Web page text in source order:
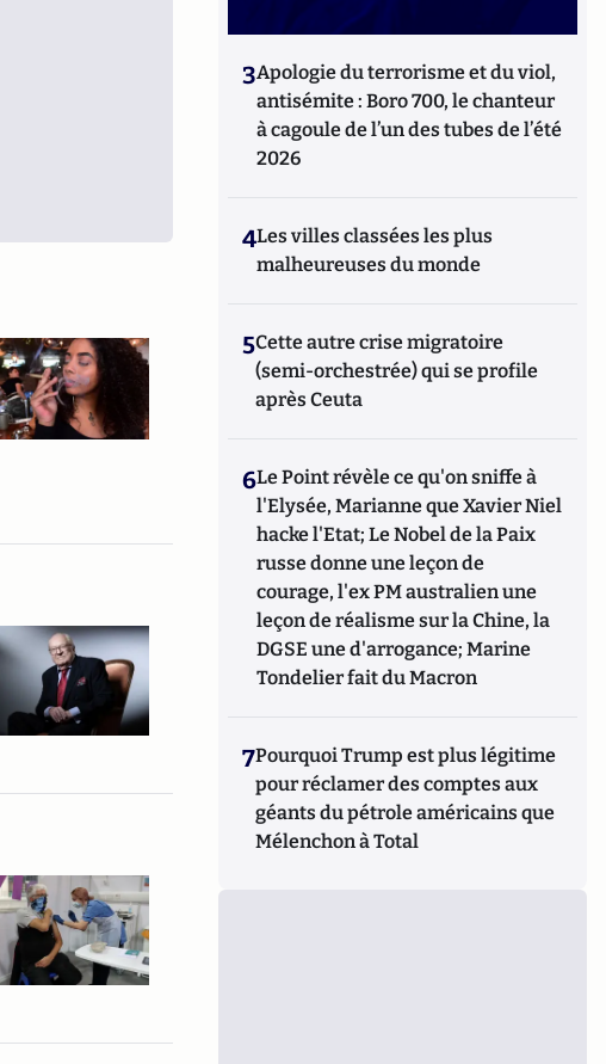
3Apologie du terrorisme et du viol,
antisémite : Boro 700, le chanteur
à cagoule de l’un des tubes de l’été
2026
4Les villes classées les plus
malheureuses du monde
5Cette autre crise migratoire
(semi-orchestrée) qui se profile
après Ceuta
6Le Point révèle ce qu'on sniffe à
l'Elysée, Marianne que Xavier Niel
hacke l'Etat; Le Nobel de la Paix
russe donne une leçon de
courage, l'ex PM australien une
leçon de réalisme sur la Chine, la
DGSE une d'arrogance; Marine
Tondelier fait du Macron
7Pourquoi Trump est plus légitime
pour réclamer des comptes aux
géants du pétrole américains que
Mélenchon à Total